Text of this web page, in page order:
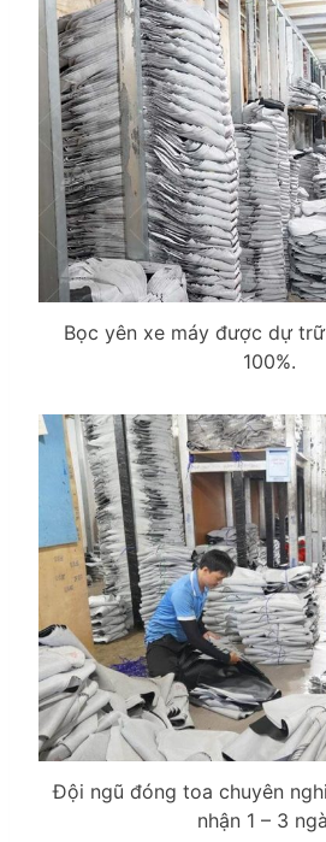
Bọc yên xe máy được dự
100%.
Đội ngũ đóng toa chuyên
nhận 1 – 3